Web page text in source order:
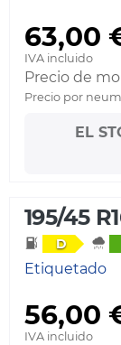
63,00
IVA incluido
Precio de
Precio por
EL
195/45
D
Etiquetado
56,00
IVA incluido